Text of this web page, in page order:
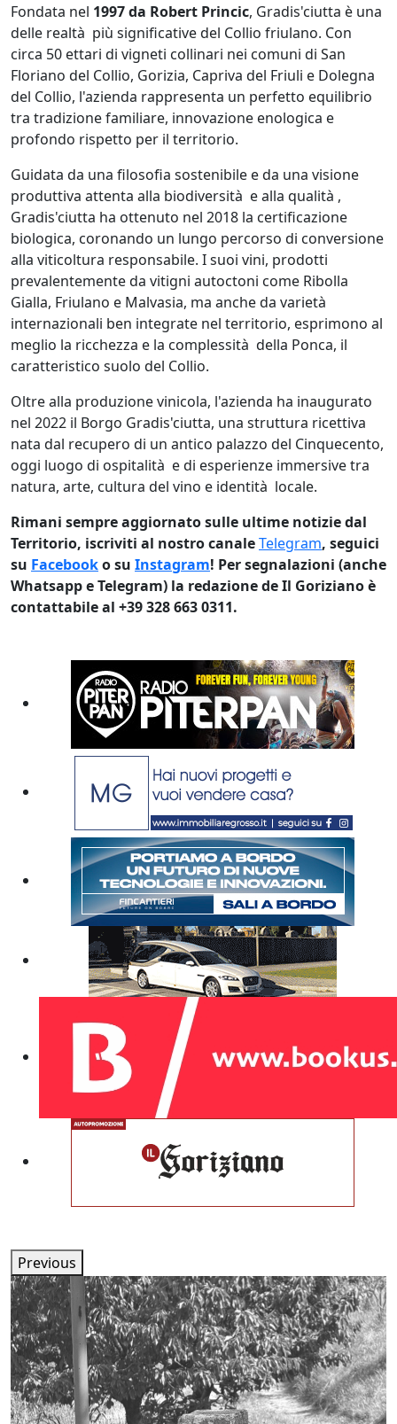
Fondata nel 1997 da Robert Princic, Gradis'ciutta è una
delle realtà più significative del Collio friulano. Con
circa 50 ettari di vigneti collinari nei comuni di San
Floriano del Collio, Gorizia, Capriva del Friuli e Dolegna
del Collio, l'azienda rappresenta un perfetto equilibrio
tra tradizione familiare, innovazione enologica e
profondo rispetto per il territorio.
Guidata da una filosofia sostenibile e da una visione
produttiva attenta alla biodiversità e alla qualità ,
Gradis'ciutta ha ottenuto nel 2018 la certificazione
biologica, coronando un lungo percorso di conversione
alla viticoltura responsabile. I suoi vini, prodotti
prevalentemente da vitigni autoctoni come Ribolla
Gialla, Friulano e Malvasia, ma anche da varietà
internazionali ben integrate nel territorio, esprimono al
meglio la ricchezza e la complessità della Ponca, il
caratteristico suolo del Collio.
Oltre alla produzione vinicola, l'azienda ha inaugurato
nel 2022 il Borgo Gradis'ciutta, una struttura ricettiva
nata dal recupero di un antico palazzo del Cinquecento,
oggi luogo di ospitalità e di esperienze immersive tra
natura, arte, cultura del vino e identità locale.
Rimani sempre aggiornato sulle ultime notizie dal
Territorio, iscriviti al nostro canaleTelegram, seguici
su Facebooko su Instagram! Per segnalazioni (anche
Whatsapp e Telegram) la redazione de Il Goriziano è
contattabile al +39 328 663 0311.
Previous